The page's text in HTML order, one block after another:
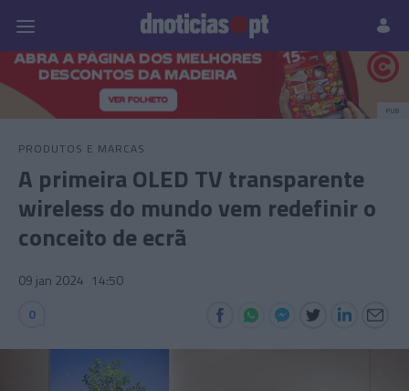
Prazeres Paisagens
PUB
PRODUTOS E MARCAS
A primeira OLED TV transparente
wireless do mundo vem redefinir o
conceito de ecrã
09 jan 2024 14:50
0